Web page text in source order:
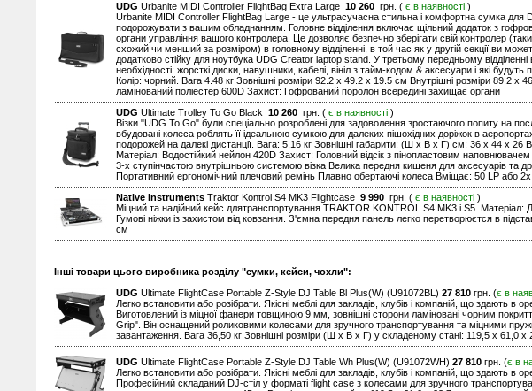
UDG Urbanite MIDI Controller FlightBag Extra Large 10 260 грн. ( є в наявності )
Urbanite MIDI Controller FlightBag Large - це ультрасучасна стильна і комфортна сумка для
подорожувати з вашим обладнанням. Головне відділення включає щільний додаток з
органи управління вашого контролера. Це дозволяє безпечно зберігати свій контролер
схожий чи менший за розміром) в головному відділенні, в той час як у другій секції ви
додатково стійку для ноутбука UDG Creator laptop stand. У третьому передньому
необхідності: жорсткі диски, навушники, кабелі, вініл з тайм-кодом & аксесуари і які будуть
Колір: чорний. Вага 4.48 кг Зовнішні розміри 92.2 x 49.2 x 19.5 см Внутрішні розміри 89.2
ламінований поліестер 600D Захист: Гофрований поролон всередині захищає органи
UDG Ultimate Trolley To Go Black 10 260 грн. ( є в наявності )
Візки "UDG To Go" були спеціально розроблені для задоволення зростаючого попиту на
вбудовані колеса роблять її ідеальною сумкою для далеких пішохідних доріжок в
подорожей на далекі дистанції. Вага: 5,16 кг Зовнішні габарити: (Ш х В х Г) см: 36 x 44 x
Матеріал: Водостійкий нейлон 420D Захист: Головний відсік з пінопластовим
3-х ступінчастою внутрішньою системою візка Велика передня кишеня для аксесуарів та
Портативний ергономічний плечовий ремінь Плавно обертаючі колеса Вміщає: 50 LP або
Native Instruments Traktor Kontrol S4 MK3 Flightcase 9 990 грн. ( є в наявності )
Міцний та надійний кейс длятранспортування TRAKTOR KONTROL S4 MK3 і S5. Матеріал:
Гумові ніжки із захистом від ковзання. З'ємна передня панель легко перетворюєтся в
см
Інші товари цього виробника розділу "сумки, кейси, чохли":
UDG Ultimate FlightCase Portable Z-Style DJ Table Bl Plus(W) (U91072BL) 27 810 грн. (є в
Легко встановити або розібрати. Якісні меблі для закладів, клубів і компаній, що здають в
Виготовлений із міцної фанери товщиною 9 мм, зовнішні сторони ламіновані чорним
Grip". Він оснащений роликовими колесами для зручного транспортування та міцними
завантаження. Вага 36,50 кг Зовнішні розміри (Ш x В x Г) у складеному стані: 119,5 x 61,0
UDG Ultimate FlightCase Portable Z-Style DJ Table Wh Plus(W) (U91072WH) 27 810 грн. (є в
Легко встановити або розібрати. Якісні меблі для закладів, клубів і компаній, що здають в
Професійний складаний DJ-стіл у форматі flight case з колесами для зручного